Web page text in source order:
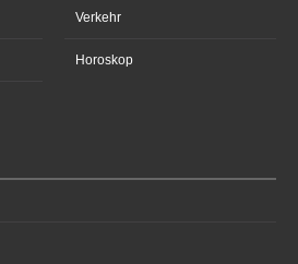
Verkehr
Horoskop